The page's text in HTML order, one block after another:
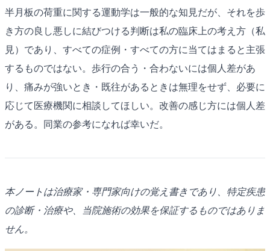
半月板の荷重に関する運動学は一般的な知見だが、それを歩
き方の良し悪しに結びつける判断は私の臨床上の考え方（私
見）であり、すべての症例・すべての方に当てはまると主張
するものではない。歩行の合う・合わないには個人差があ
り、痛みが強いとき・既往があるときは無理をせず、必要に
応じて医療機関に相談してほしい。改善の感じ方には個人差
がある。同業の参考になれば幸いだ。
本ノートは治療家・専門家向けの覚え書きであり、特定疾患
の診断・治療や、当院施術の効果を保証するものではありま
せん。